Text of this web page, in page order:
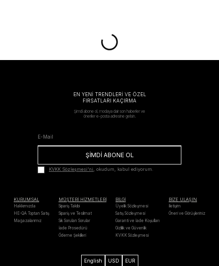
EN YENİ TRENDLERİ VE ÖZEL
FIRSATLARI KAÇIRMA
Şimdi abone ol, modaya dair son haberler ve
öneriler e-posta adresine gelsin.
ŞİMDİ ABONE OL
KVKK Sözleşmesi'ni, okudum, kabul ediyorum.
KURUMSAL
Hakkımızda
HE-QA Toptan Satış
Mağazalarımız
MÜŞTERİ HİZMETLERİ
Sipariş Takibi
Sipariş ve Teslimat
Sık Sorulan Sorular
İade Prosedürü
Ödeme Şekilleri
BİLGİ
Üyelik Sözleşmesi
Satış Sözleşmesi
Garanti ve İade Koşulları
Gizlilik ve Güvenlik
KVKK Sözleşmesi
BİZE ULAŞIN
İletişim
Öneri ve Görüşleriniz
English USD EUR